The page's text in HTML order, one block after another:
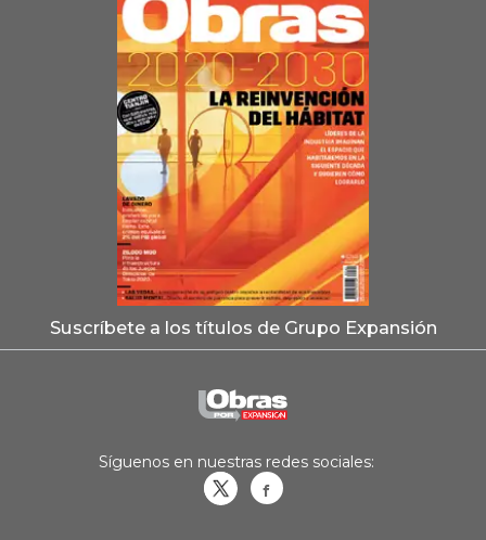
Suscríbete a los títulos de Grupo Expansión
Síguenos en nuestras redes sociales: